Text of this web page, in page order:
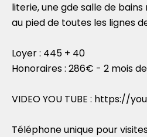
literie, une gde salle de
au pied de toutes les lignes
Loyer : 445 + 40
Honoraires : 286€ - 2 mois
VIDEO YOU TUBE : https://
Téléphone unique pour